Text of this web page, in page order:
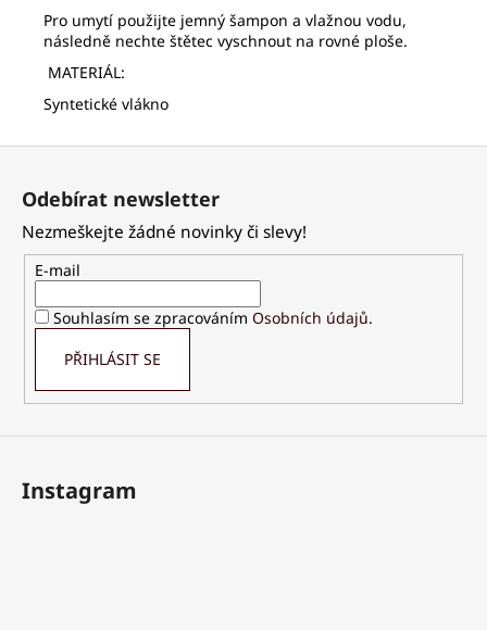
Pro umytí použijte jemný šampon a vlažnou vodu,
následně nechte štětec vyschnout na rovné ploše.
MATERIÁL:
Syntetické vlákno
Z
Odebírat newsletter
Nezmeškejte žádné novinky či slevy!
E-mail
Souhlasím se zpracováním Osobních údajů.
PŘIHLÁSIT SE
Instagram